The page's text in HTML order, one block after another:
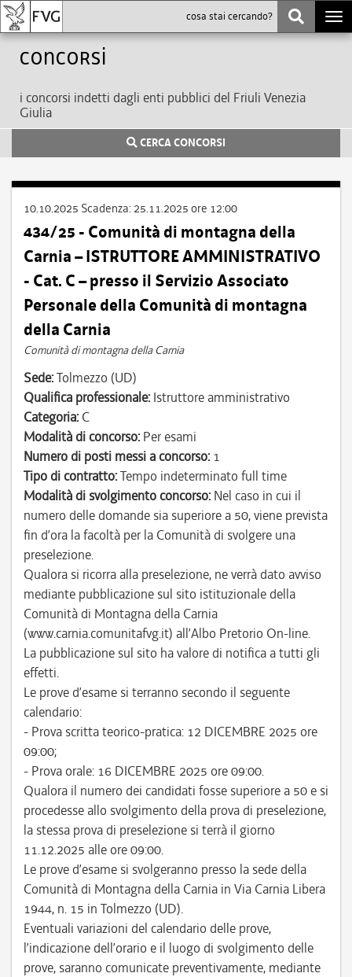
Concorsi
i concorsi indetti dagli enti pubblici del Friuli Venezia
Giulia
CERCA CONCORSI
10.10.2025 Scadenza: 25.11.2025 ore 12:00
434/25 - Comunità di montagna della
Carnia – ISTRUTTORE AMMINISTRATIVO
- Cat. C – presso il Servizio Associato
Personale della Comunità di montagna
della Carnia
Comunità di montagna della Carnia
Sede:Tolmezzo (UD)
Qualifica professionale: Istruttore amministrativo
Categoria: C
Modalità di concorso: Per esami
Numero di posti messi a concorso: 1
Tipo di contratto:Tempo indeterminato full time
Modalità di svolgimento concorso: Nel caso in cui il
numero delle domande sia superiore a 50, viene prevista
fin d’ora la facoltà per la Comunità di svolgere una
preselezione.
Qualora si ricorra alla preselezione, ne verrà dato avviso
mediante pubblicazione sul sito istituzionale della
Comunità di Montagna della Carnia
(www.carnia.comunitafvg.it) all’Albo Pretorio On-line.
La pubblicazione sul sito ha valore di notifica a tutti gli
effetti.
Le prove d’esame si terranno secondo il seguente
calendario:
- Prova scritta teorico-pratica: 12 DICEMBRE 2025 ore
09:00;
- Prova orale: 16 DICEMBRE 2025 ore 09:00.
Qualora il numero dei candidati fosse superiore a 50 e si
procedesse allo svolgimento della prova di preselezione,
la stessa prova di preselezione si terrà il giorno
11.12.2025 alle ore 09:00.
Le prove d’esame si svolgeranno presso la sede della
Comunità di Montagna della Carnia in Via Carnia Libera
1944, n. 15 in Tolmezzo (UD).
Eventuali variazioni del calendario delle prove,
l’indicazione dell’orario e il luogo di svolgimento delle
prove, saranno comunicate preventivamente, mediante